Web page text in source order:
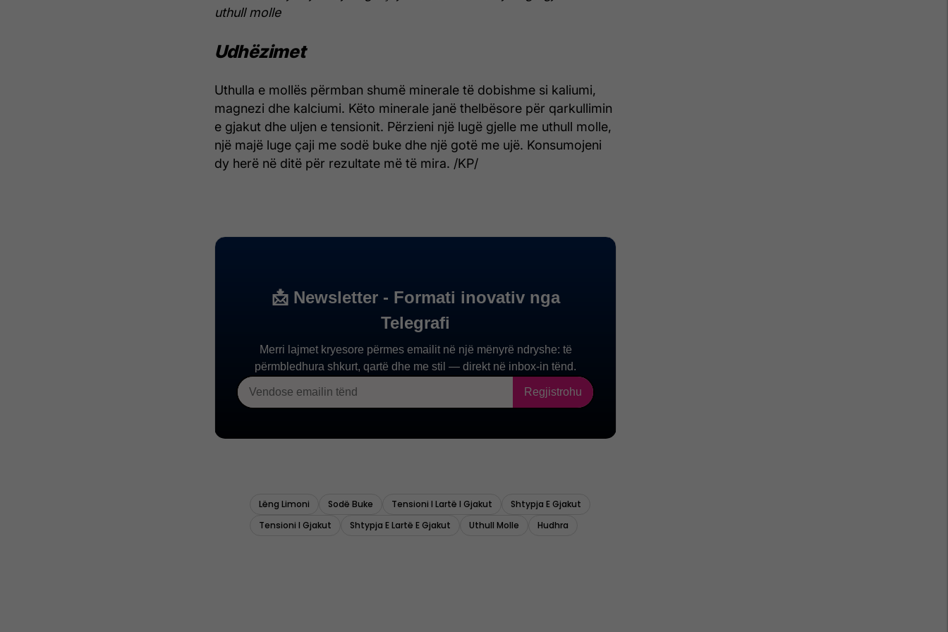
uthull molle
Udhëzimet
Uthulla e mollës përmban shumë minerale të dobishme si kaliumi,
magnezi dhe kalciumi. Këto minerale janë thelbësore për qarkullimin
e gjakut dhe uljen e tensionit. Përzieni një lugë gjelle me uthull molle,
një majë luge çaji me sodë buke dhe një gotë me ujë. Konsumojeni
dy herë në ditë për rezultate më të mira. /KP/